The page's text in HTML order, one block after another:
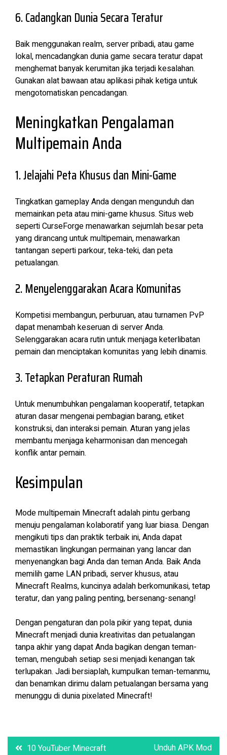
6. Cadangkan Dunia Secara Teratur
Baik menggunakan realm, server pribadi, atau game
lokal, mencadangkan dunia game secara teratur dapat
menghemat banyak kerumitan jika terjadi kesalahan.
Gunakan alat bawaan atau aplikasi pihak ketiga untuk
mengotomatiskan pencadangan.
Meningkatkan Pengalaman
Multipemain Anda
1. Jelajahi Peta Khusus dan Mini-Game
Tingkatkan gameplay Anda dengan mengunduh dan
memainkan peta atau mini-game khusus. Situs web
seperti CurseForge menawarkan sejumlah besar peta
yang dirancang untuk multipemain, menawarkan
tantangan seperti parkour, teka-teki, dan peta
petualangan.
2. Menyelenggarakan Acara Komunitas
Kompetisi membangun, perburuan, atau turnamen PvP
dapat menambah keseruan di server Anda.
Selenggarakan acara rutin untuk menjaga keterlibatan
pemain dan menciptakan komunitas yang lebih dinamis.
3. Tetapkan Peraturan Rumah
Untuk menumbuhkan pengalaman kooperatif, tetapkan
aturan dasar mengenai pembagian barang, etiket
konstruksi, dan interaksi pemain. Aturan yang jelas
membantu menjaga keharmonisan dan mencegah
konflik antar pemain.
Kesimpulan
Mode multipemain Minecraft adalah pintu gerbang
menuju pengalaman kolaboratif yang luar biasa. Dengan
mengikuti tips dan praktik terbaik ini, Anda dapat
memastikan lingkungan permainan yang lancar dan
menyenangkan bagi Anda dan teman Anda. Baik Anda
memilih game LAN pribadi, server khusus, atau
Minecraft Realms, kuncinya adalah berkomunikasi, tetap
teratur, dan yang paling penting, bersenang-senang!
Dengan pengaturan dan pola pikir yang tepat, dunia
Minecraft menjadi dunia kreativitas dan petualangan
tanpa akhir yang dapat Anda bagikan dengan teman-
teman, mengubah setiap sesi menjadi kenangan tak
terlupakan. Jadi bersiaplah, kumpulkan teman-temanmu,
dan benamkan dirimu dalam petualangan bersama yang
menunggu di dunia pixelated Minecraft!
Post10 YouTuber Minecraft
Unduh APK Mod